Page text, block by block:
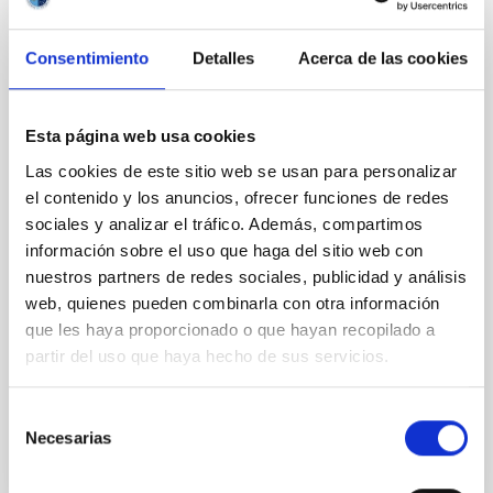
Consentimiento Detalles Acerca de las cookies
Esta página web usa cookies
Las cookies de este sitio web se usan para personalizar
el contenido y los anuncios, ofrecer funciones de redes
sociales y analizar el tráfico. Además, compartimos
información sobre el uso que haga del sitio web con
nuestros partners de redes sociales, publicidad y análisis
web, quienes pueden combinarla con otra información
que les haya proporcionado o que hayan recopilado a
partir del uso que haya hecho de sus servicios.
Necesarias
Magnetic Field Alignment with Dense
Cores in the Transition between Cloud and
Core Scales
In a magnetically dominated model of star formation,
field orientation of star-forming dense cores and the
cloud-scale magnetic field. A. Pandhi et al. showed
instead, however, that the orientation of cores and
their angular momentum vectors appear random
with respect to the larger-scale magnetic
Yin, Sean et al.
Fecha de publicación: